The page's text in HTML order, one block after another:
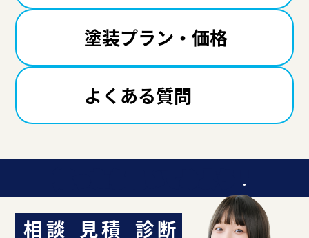
塗装プラン・価格
よくある質問
迷ったら聞いてみよう！
相談 見積 診断